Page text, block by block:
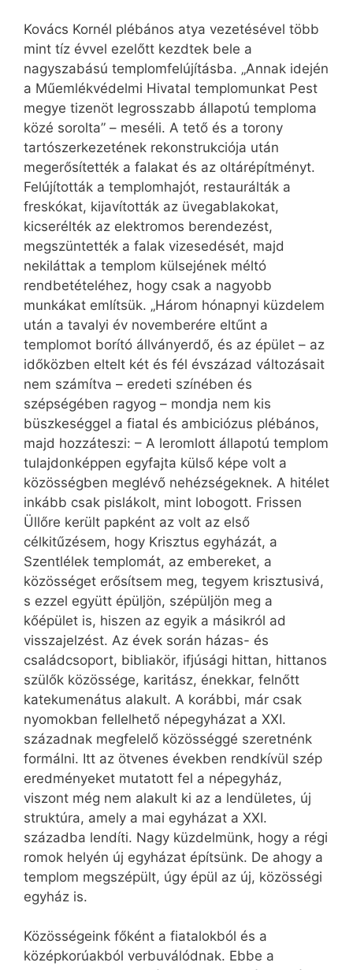
Kovács Kornél plébános atya vezetésével több
mint tíz évvel ezelőtt kezdtek bele a
nagyszabású templomfelújításba. „Annak idején
a Műemlékvédelmi Hivatal templomunkat Pest
megye tizenöt legrosszabb állapotú temploma
közé sorolta” – meséli. A tető és a torony
tartószerkezetének rekonstrukciója után
megerősítették a falakat és az oltárépítményt.
Felújították a templomhajót, restaurálták a
freskókat, kijavították az üvegablakokat,
kicserélték az elektromos berendezést,
megszüntették a falak vizesedését, majd
nekiláttak a templom külsejének méltó
rendbetételéhez, hogy csak a nagyobb
munkákat említsük. „Három hónapnyi küzdelem
után a tavalyi év novemberére eltűnt a
templomot borító állványerdő, és az épület – az
időközben eltelt két és fél évszázad változásait
nem számítva – eredeti színében és
szépségében ragyog – mondja nem kis
büszkeséggel a fiatal és ambiciózus plébános,
majd hozzáteszi: – A leromlott állapotú templom
tulajdonképpen egyfajta külső képe volt a
közösségben meglévő nehézségeknek. A hitélet
inkább csak pislákolt, mint lobogott. Frissen
Üllőre került papként az volt az első
célkitűzésem, hogy Krisztus egyházát, a
Szentlélek templomát, az embereket, a
közösséget erősítsem meg, tegyem krisztusivá,
s ezzel együtt épüljön, szépüljön meg a
kőépület is, hiszen az egyik a másikról ad
visszajelzést. Az évek során házas- és
családcsoport, bibliakör, ifjúsági hittan, hittanos
szülők közössége, karitász, énekkar, felnőtt
katekumenátus alakult. A korábbi, már csak
nyomokban fellelhető népegyházat a XXI.
századnak megfelelő közösséggé szeretnénk
formálni. Itt az ötvenes években rendkívül szép
eredményeket mutatott fel a népegyház,
viszont még nem alakult ki az a lendületes, új
struktúra, amely a mai egyházat a XXI.
századba lendíti. Nagy küzdelmünk, hogy a régi
romok helyén új egyházat építsünk. De ahogy a
templom megszépült, úgy épül az új, közösségi
egyház is.
Közösségeink főként a fiatalokból és a
középkorúakból verbuválódnak. Ebbe a